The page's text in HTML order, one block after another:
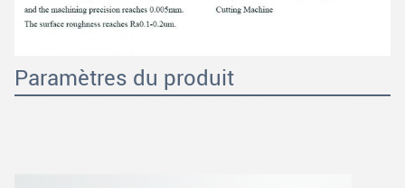
Paramètres du produit